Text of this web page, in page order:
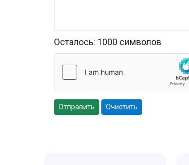
Осталось: 1000 символов
Отправить Очистить